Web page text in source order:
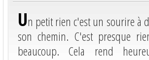
Un petit rien c'est un sourire à
son chemin. C'est presque
beaucoup. Cela rend